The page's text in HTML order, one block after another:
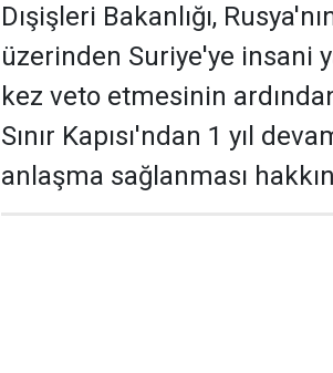
Dışişleri Bakanlığı,
üzerinden Suriye'ye insani
kez veto etmesinin
Sınır Kapısı'ndan 1 yıl
anlaşma sağlanması